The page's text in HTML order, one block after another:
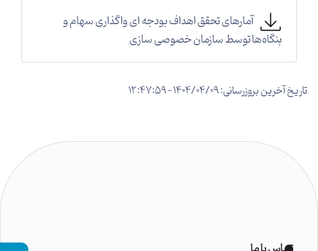
آمارهای تحقق اهداف بودجه ای واگذاری سهام و
بنگاه‌ها توسط سازمان خصوصی سازی
تاریخ آخرین بروزرسانی: 1404/04/09 - 12:47:59